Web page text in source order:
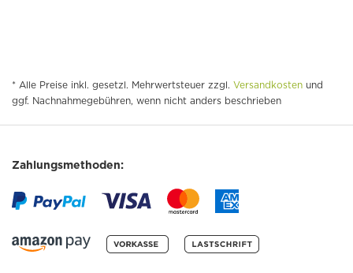
* Alle Preise inkl. gesetzl. Mehrwertsteuer zzgl. Versandkosten und
ggf. Nachnahmegebühren, wenn nicht anders beschrieben
Zahlungsmethoden: